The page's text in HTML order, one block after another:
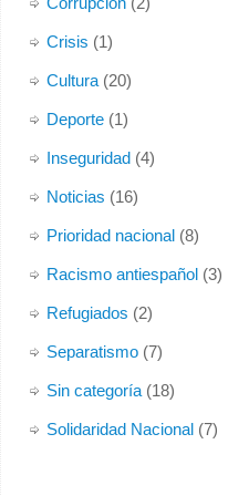
Foto
Ver en Facebook
Crisis (1)
Cultura(20)
Deporte(1)
Inseguridad(4)
Noticias (16)
Prioridad nacional(8)
Racismo antiespañol(3)
Refugiados (2)
Separatismo(7)
Sin categoría(18)
Solidaridad Nacional(7)